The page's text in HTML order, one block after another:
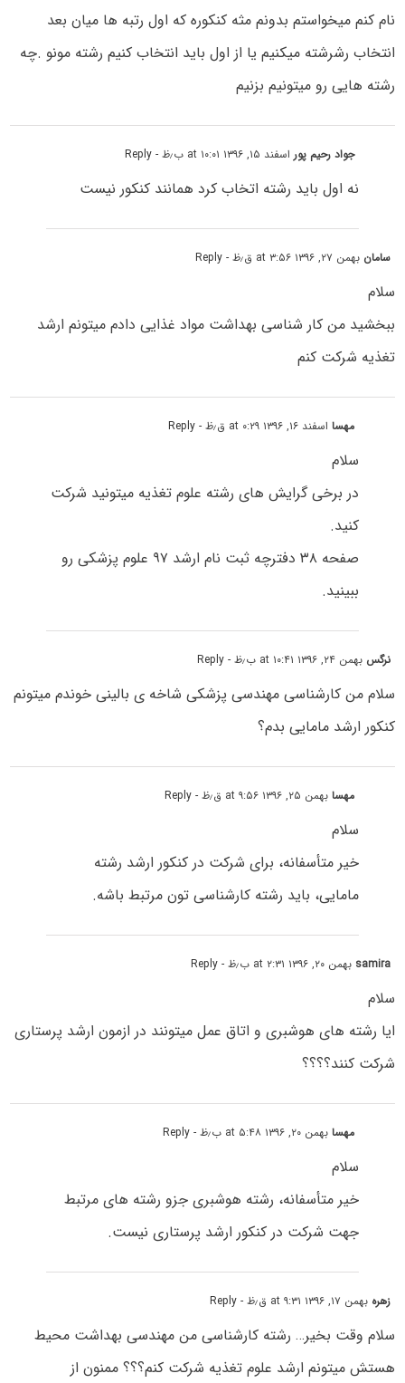
نام کنم میخواستم بدونم مثه کنکوره که اول رتبه ها میان بعد
انتخاب رشرشته میکنیم یا از اول باید انتخاب کنیم رشته مونو .چه
رشته هایی رو میتونیم بزنیم
جواد رحیم پور اسفند ۱۵, ۱۳۹۶ at ۱۰:۰۱ ب٫ظ - Reply
نه اول باید رشته اتخاب کرد همانند کنکور نیست
سامان بهمن ۲۷, ۱۳۹۶ at ۳:۵۶ ق٫ظ - Reply
سلام
ببخشید من کار شناسی بهداشت مواد غذایی دادم میتونم ارشد
تغذیه شرکت کنم
مهسااسفند ۱۶, ۱۳۹۶ at ۰:۲۹ ق٫ظ - Reply
سلام
در برخی گرایش های رشته علوم تغذیه میتونید شرکت
کنید.
صفحه ۳۸ دفترچه ثبت نام ارشد ۹۷ علوم پزشکی رو
ببینید.
نرگس بهمن ۲۴, ۱۳۹۶ at ۱۰:۴۱ ب٫ظ - Reply
سلام من کارشناسی مهندسی پزشکی شاخه ی بالینی خوندم میتونم
کنکور ارشد مامایی بدم؟
مهسابهمن ۲۵, ۱۳۹۶ at ۹:۵۶ ق٫ظ - Reply
سلام
خیر متأسفانه، برای شرکت در کنکور ارشد رشته
مامایی، باید رشته کارشناسی تون مرتبط باشه.
samira بهمن ۲۰, ۱۳۹۶ at ۲:۳۱ ب٫ظ - Reply
سلام
ایا رشته های هوشبری و اتاق عمل میتونند در ازمون ارشد پرستاری
شرکت کنند؟؟؟؟
مهسابهمن ۲۰, ۱۳۹۶ at ۵:۴۸ ب٫ظ - Reply
سلام
خیر متأسفانه، رشته هوشبری جزو رشته های مرتبط
جهت شرکت در کنکور ارشد پرستاری نیست.
زهره بهمن ۱۷, ۱۳۹۶ at ۹:۳۱ ق٫ظ - Reply
سلام وقت بخیر… رشته کارشناسی من مهندسی بهداشت محیط
هستش میتونم ارشد علوم تغذیه شرکت کنم؟؟؟ ممنون از